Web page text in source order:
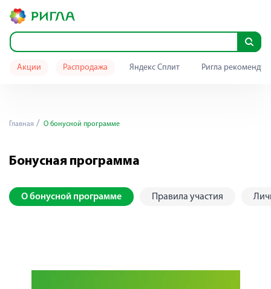
Акции Распродажа Яндекс Сплит Ригла
Главная О бонусной программе
Бонусная программа
О бонусной программе Правила участия